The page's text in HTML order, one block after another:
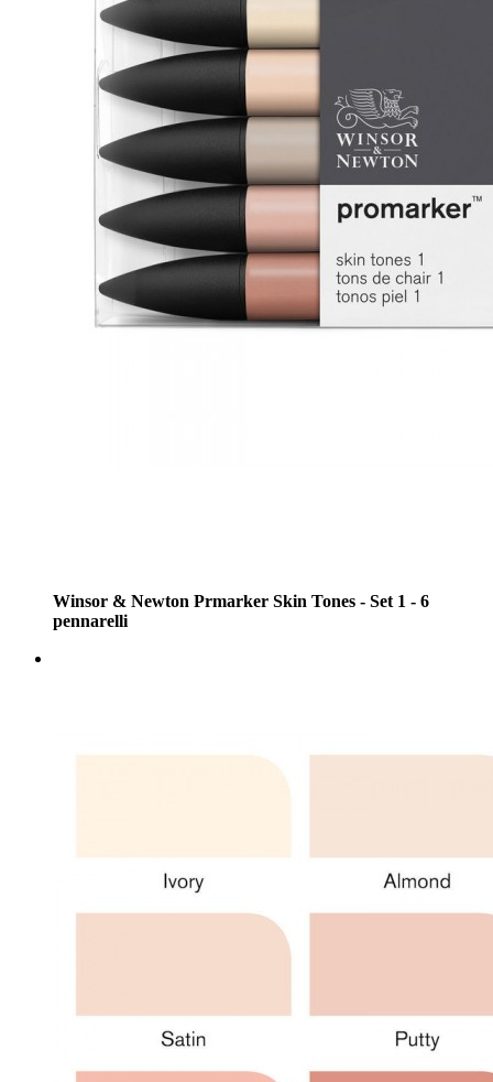
Winsor & Newton Prmarker Skin Tones - Set 1 - 6
pennarelli